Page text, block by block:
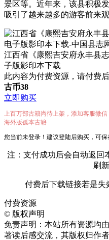
景区等。近年来，该县积极
吸引了越来越多的游客前来
江西省《康熙吉安府永丰县
子版影印本下载
此内容为付费资源，请付费
古币38
立即购买
上百万部古籍尚待上架，添加客服微信
海外版孤本古籍
您当前未登录！建议登陆后购买，可
注：支付成功后会自动返回
刷
付费后下载链接若是失
付费资源
© 版权声明
免责声明：本站所有资源均
著读后感交流，其版权归作